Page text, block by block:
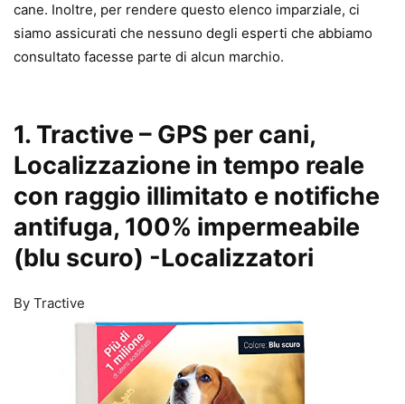
cane. Inoltre, per rendere questo elenco imparziale, ci
siamo assicurati che nessuno degli esperti che abbiamo
consultato facesse parte di alcun marchio.
1. Tractive – GPS per cani,
Localizzazione in tempo reale
con raggio illimitato e notifiche
antifuga, 100% impermeabile
(blu scuro) -Localizzatori
By Tractive